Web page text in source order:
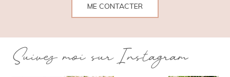
ME CONTACTER
Suivez moi sur Instagram